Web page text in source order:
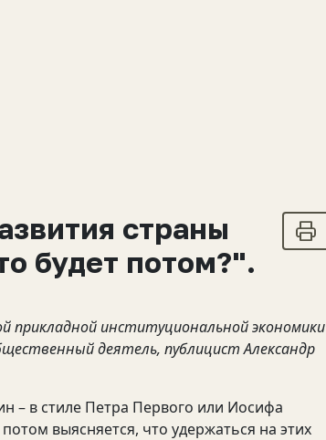
страны
будет потом?".
прикладной институциональной экономики
деятель, публицист Александр
– в стиле Петра Первого или Иосифа
выясняется, что удержаться на этих